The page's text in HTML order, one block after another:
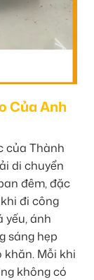
Của Anh
của Thành
di chuyển
đêm, đặc
đi công
yếu, ánh
sáng hẹp
khăn. Mỗi khi
không có